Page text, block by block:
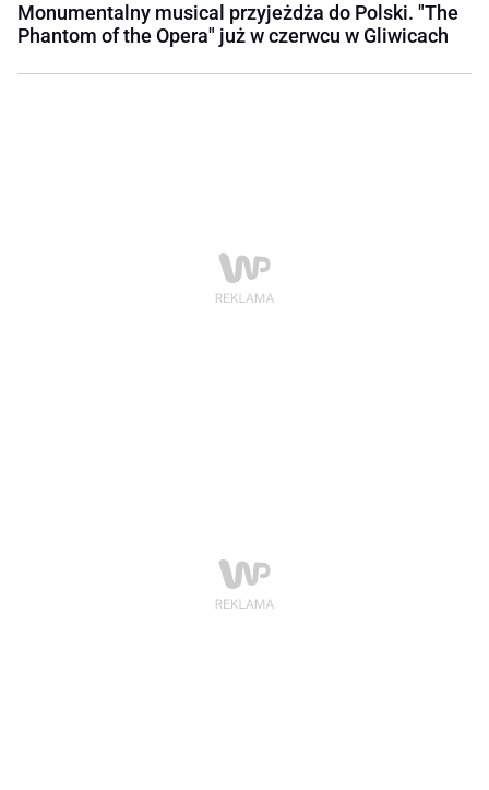
Monumentalny musical przyjeżdża do Polski. "The
Phantom of the Opera" już w czerwcu w Gliwicach